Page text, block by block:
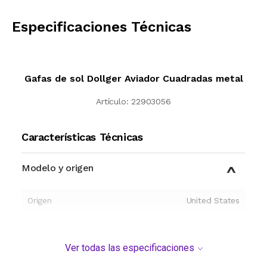
Especificaciones Técnicas
Gafas de sol Dollger Aviador Cuadradas metal
Artículo: 22903056
Características Técnicas
Modelo y origen
Origen United States
Ver todas las especificaciones